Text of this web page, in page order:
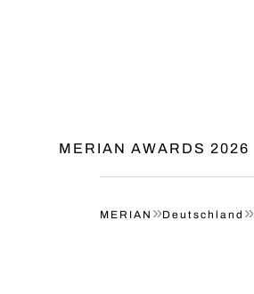
MERIAN AWARDS 2026
MERIAN »Deutschland »